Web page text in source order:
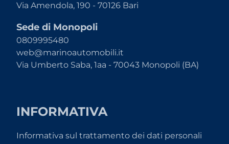
Via Amendola, 190 - 70126 Bari
Sede di Monopoli
0809995480
web@marinoautomobili.it
Via Umberto Saba, 1aa - 70043 Monopoli (BA)
INFORMATIVA
Informativa sul trattamento dei dati personali